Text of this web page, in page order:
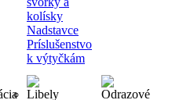
kolísky
Nadstavce
Príslušenstvo
k výtyčkám